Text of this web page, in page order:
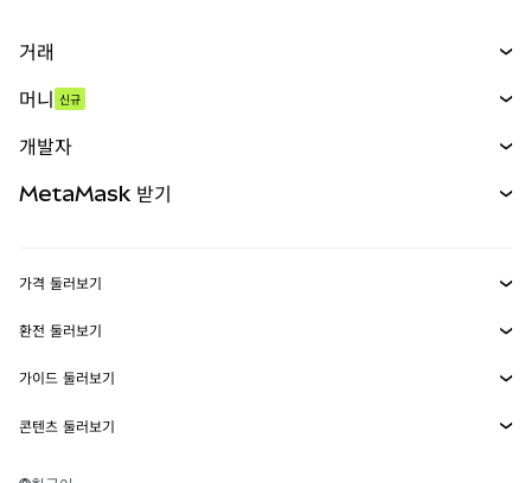
거래
무기한 선물
실물자산
머니 신규
개발자
MetaMask Connect
Snaps
웹3 서비스
MetaMask 받기
보안
고객 지원
채용
가격 둘러보기
이더리움 가격
솔라나 가격
환전 둘러보기
ETH를 USD로 환전
USDT를 INR로 환전
가이드 둘러보기
ETH 매수
콘텐츠 둘러보기